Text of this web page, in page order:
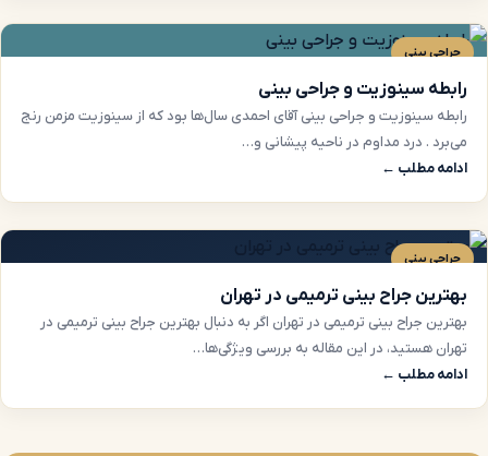
جراحی بینی
رابطه سینوزیت و جراحی بینی
رابطه سینوزیت و جراحی بینی آقای احمدی سال‌ها بود که از سینوزیت مزمن رنج
می‌برد . درد مداوم در ناحیه پیشانی و…
ادامه مطلب ←
جراحی بینی
بهترین جراح بینی ترمیمی در تهران
بهترین جراح بینی ترمیمی در تهران اگر به دنبال بهترین جراح بینی ترمیمی در
تهران هستید، در این مقاله به بررسی ویژگی‌ها…
ادامه مطلب ←